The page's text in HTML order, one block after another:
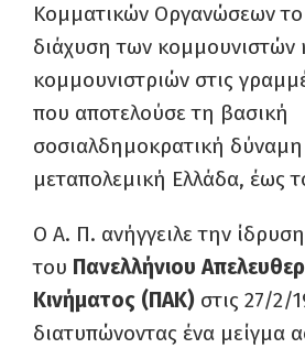
Κομματικών Οργανώσεων το
διάχυση των κομμουνιστών
κομμουνιστριών στις
που αποτελούσε τη βασική
σοσιαλδημοκρατική
μεταπολεμική Ελλάδα, έως
Ο Α. Π. ανήγγειλε την ίδρυση
του Πανελλήνιου
Κινήματος (ΠΑΚ) στις 27/2/
διατυπώνοντας ένα μείγμα